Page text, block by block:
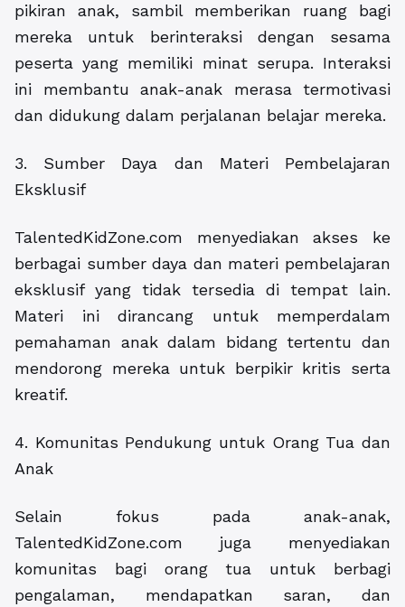
pikiran anak, sambil memberikan ruang bagi
mereka untuk berinteraksi dengan sesama
peserta yang memiliki minat serupa. Interaksi
ini membantu anak-anak merasa termotivasi
dan didukung dalam perjalanan belajar mereka.
3. Sumber Daya dan Materi Pembelajaran
Eksklusif
TalentedKidZone.com menyediakan akses ke
berbagai sumber daya dan materi pembelajaran
eksklusif yang tidak tersedia di tempat lain.
Materi ini dirancang untuk memperdalam
pemahaman anak dalam bidang tertentu dan
mendorong mereka untuk berpikir kritis serta
kreatif.
4. Komunitas Pendukung untuk Orang Tua dan
Anak
Selain fokus pada anak-anak,
TalentedKidZone.com juga menyediakan
komunitas bagi orang tua untuk berbagi
pengalaman, mendapatkan saran, dan